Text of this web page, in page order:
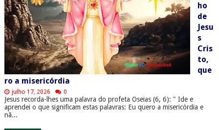
ho
de
Jesu
s
Cris
to,
que
ro a misericórdia
julho 17, 2026 0
Jesus recorda-lhes uma palavra do profeta Oseias (6, 6): " Ide e
aprendei o que significam estas palavras: Eu quero a misericórdia e
nã...